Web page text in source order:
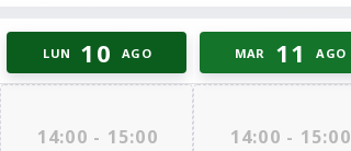
LUN 10 AGO MAR 11 AGO
14:00 - 15:00 14:00 - 15:00